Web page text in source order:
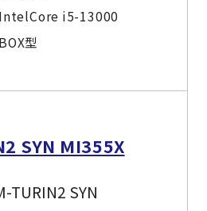
IntelCore i5-13000
BOX型
SYN MI355X